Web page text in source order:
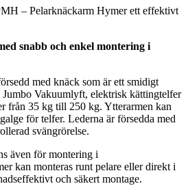
snabb och enkel montering i
med knäck som är ett smidigt
Vakuumlyft, elektrisk kättingtelfer
från 35 kg till 250 kg. Ytterarmen kan
för telfer. Lederna är försedda med
svängrörelse.
även för montering i
kan monteras runt pelare eller direkt i
och säkert montage.